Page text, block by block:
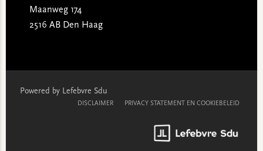
Maanweg 174
2516 AB Den Haag
Powered by Lefebvre Sdu
DISCLAIMER PRIVACY STATEMENT EN COOKIEBELEID